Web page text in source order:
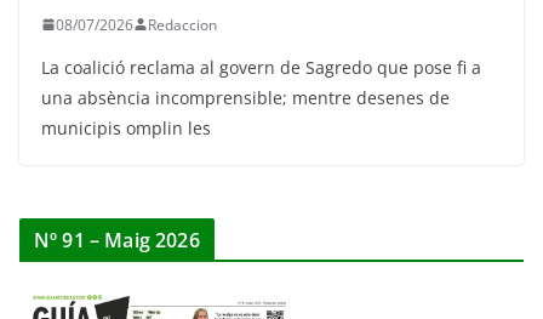
08/07/2026 Redaccion
La coalició reclama al govern de Sagredo que pose fi a
una absència incomprensible; mentre desenes de
municipis omplin les
Nº 91 – Maig 2026